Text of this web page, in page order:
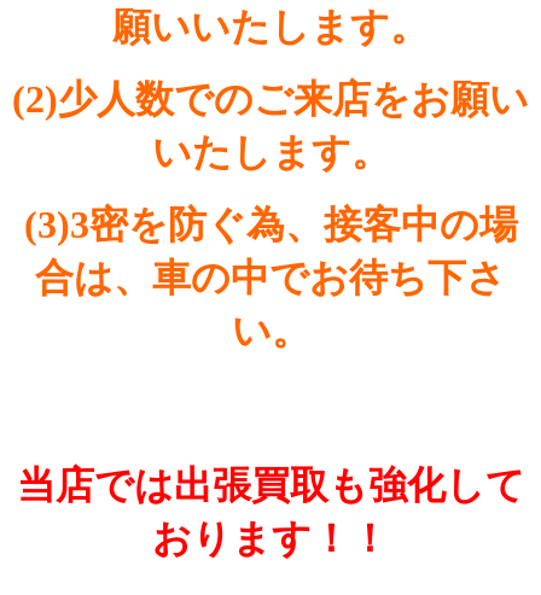
願いいたします。
(2)少人数でのご来店をお願い
いたします。
(3)3密を防ぐ為、接客中の場
合は、車の中でお待ち下さ
い。
当店では出張買取も強化して
おります！！